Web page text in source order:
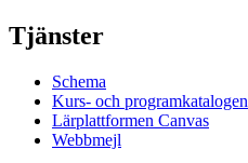
Tjänster
Schema
Kurs- och programkatalogen
Lärplattformen Canvas
Webbmejl